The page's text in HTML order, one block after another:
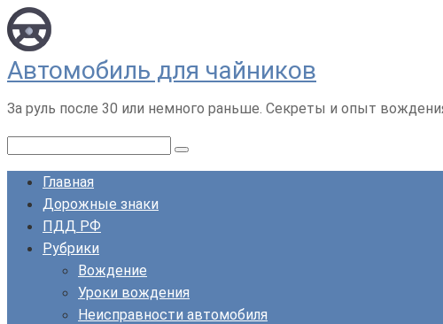
Перейти
к
контенту
Автомобиль для чайников
За руль после 30 или немного раньше. Секреты и опыт
Главная
Дорожные знаки
ПДД РФ
Рубрики
Вождение
Уроки вождения
Неисправности автомобиля